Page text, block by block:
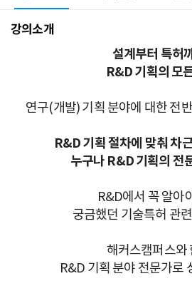
강의소개
설계부터 특허
R&D 기획의 모
연구(개발) 기획 분야에 대한 전
R&D 기획 절차에 맞춰 차
누구나 R&D 기획의 전
R&D에서 꼭 알아
궁금했던 기술특허 관
해커스캠퍼스와
R&D 기획 분야 전문가로